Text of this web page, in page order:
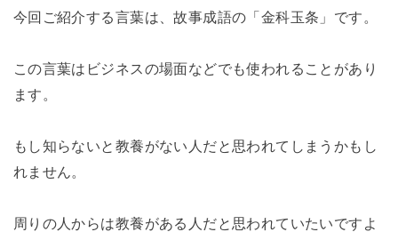
今回ご紹介する言葉は、故事成語の「金科玉条」です。
この言葉はビジネスの場面などでも使われることがあり
ます。
もし知らないと教養がない人だと思われてしまうかもし
れません。
周りの人からは教養がある人だと思われていたいですよ